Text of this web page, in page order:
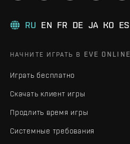
RU EN FR DE JA KO ES
НАЧНИТЕ ИГРАТЬ В EVE ONLINE
Играть бесплатно
Скачать клиент игры
Продлить время игры
Системные требования